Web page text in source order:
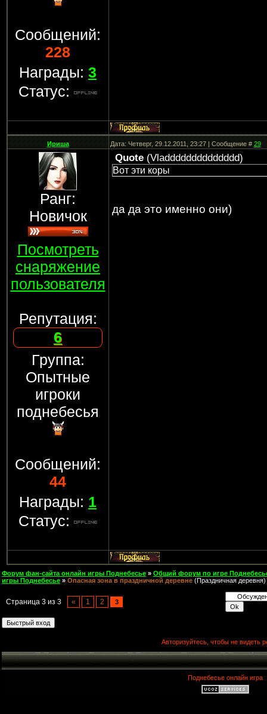
Сообщений:
228
Награды: 3
Статус:
Ириша Дата: Четверг, 29.12.2011, 23:27 | Сообщение #29
Ранг:
Новичок
Посмотреть
снаряжение
пользователя
Репутация:
6
Группа:
Опытные
игроки
поднебесья
Сообщений:
44
Награды: 1
Статус:
Quote(Vladddddddddddddd)
Вот эти коры
да да это именно они)
Форум фан-сайта онлайн игры Поднебесье » Общий форум по игре
игры Поднебесье » Опасная зона в праздничной деревне (Праздничная деревня)
Страница 3 из 3 « 1 2 3
Авторизуйтесь, чтобы не видеть
Поднебесье онлайн игра